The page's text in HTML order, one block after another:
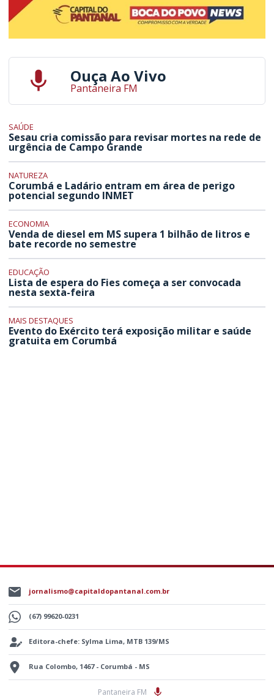
Ouça Ao Vivo
Pantaneira FM
SAÚDE
Sesau cria comissão para revisar mortes na rede de
urgência de Campo Grande
NATUREZA
Corumbá e Ladário entram em área de perigo
potencial segundo INMET
ECONOMIA
Venda de diesel em MS supera 1 bilhão de litros e
bate recorde no semestre
EDUCAÇÃO
Lista de espera do Fies começa a ser convocada
nesta sexta-feira
MAIS DESTAQUES
Evento do Exército terá exposição militar e saúde
gratuita em Corumbá
jornalismo@capitaldopantanal.com.br
(67) 99620-0231
Editora-chefe: Sylma Lima, MTB 139/MS
Rua Colombo, 1467 - Corumbá - MS
Pantaneira FM